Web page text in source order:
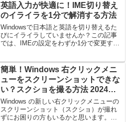
英語入力が快適に！IME切り替え
のイライラを1分で解消する方法
Windowsで日本語と英語を切り替えるた
びにイライラしていませんか？この記事
では、IMEの設定をわずか1分で変更する
す。
簡単！Windows 右クリックメニ
ューをスクリーンショットできな
い？スクショを撮る方法 2024年
11月版
Windows の新しい右クリックメニューの
スクリーンショット（スクショ）が撮れ
ずにお困りの方もいるかと思います。こ